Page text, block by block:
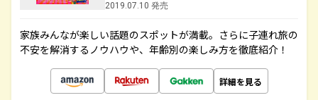
2019.07.10 発売
家族みんなが楽しい話題のスポットが満載。さらに子連れ旅の
不安を解消するノウハウや、年齢別の楽しみ方を徹底紹介！
詳細を見る